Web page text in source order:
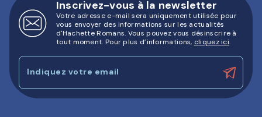
Inscrivez-vous à la newsletter
Votre adresse e-mail sera uniquement utilisée pour
vous envoyer des informations sur les actualités
d'Hachette Romans. Vous pouvez vous désinscrire à
tout moment. Pour plus d’informations, cliquez ici.
Indiquez votre email